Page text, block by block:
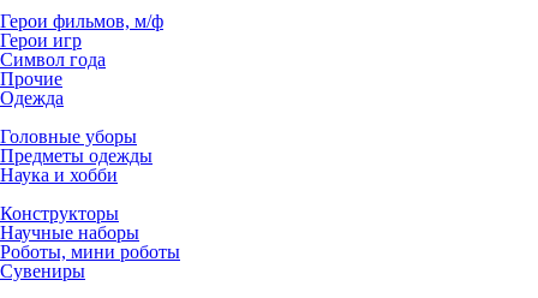
Герои фильмов, м/ф
Герои игр
Символ года
Прочие
Одежда
Головные уборы
Предметы одежды
Наука и хобби
Конструкторы
Научные наборы
Роботы, мини роботы
Сувениры